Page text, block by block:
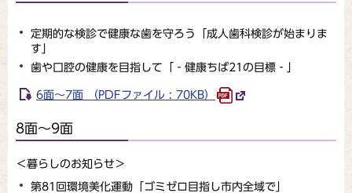
定期的な検診で健康な歯を守ろう「成人歯科検診が始まりま
す」
歯や口腔の健康を目指して「‐健康ちば21の目標‐」
6面～7面 （PDFファイル : 70KB）
8面～9面
＜暮らしのお知らせ＞
第81回環境美化運動「ゴミゼロ目指し市内全域で」